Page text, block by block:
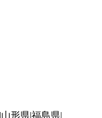
山形県 福島県